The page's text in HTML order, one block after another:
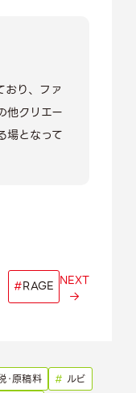
おり、ファ
他クリエー
場となって
#RAGE NEXT
・原稿料 # ルビ